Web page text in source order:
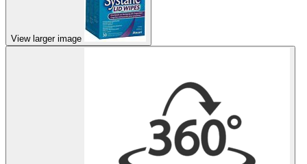
View larger image